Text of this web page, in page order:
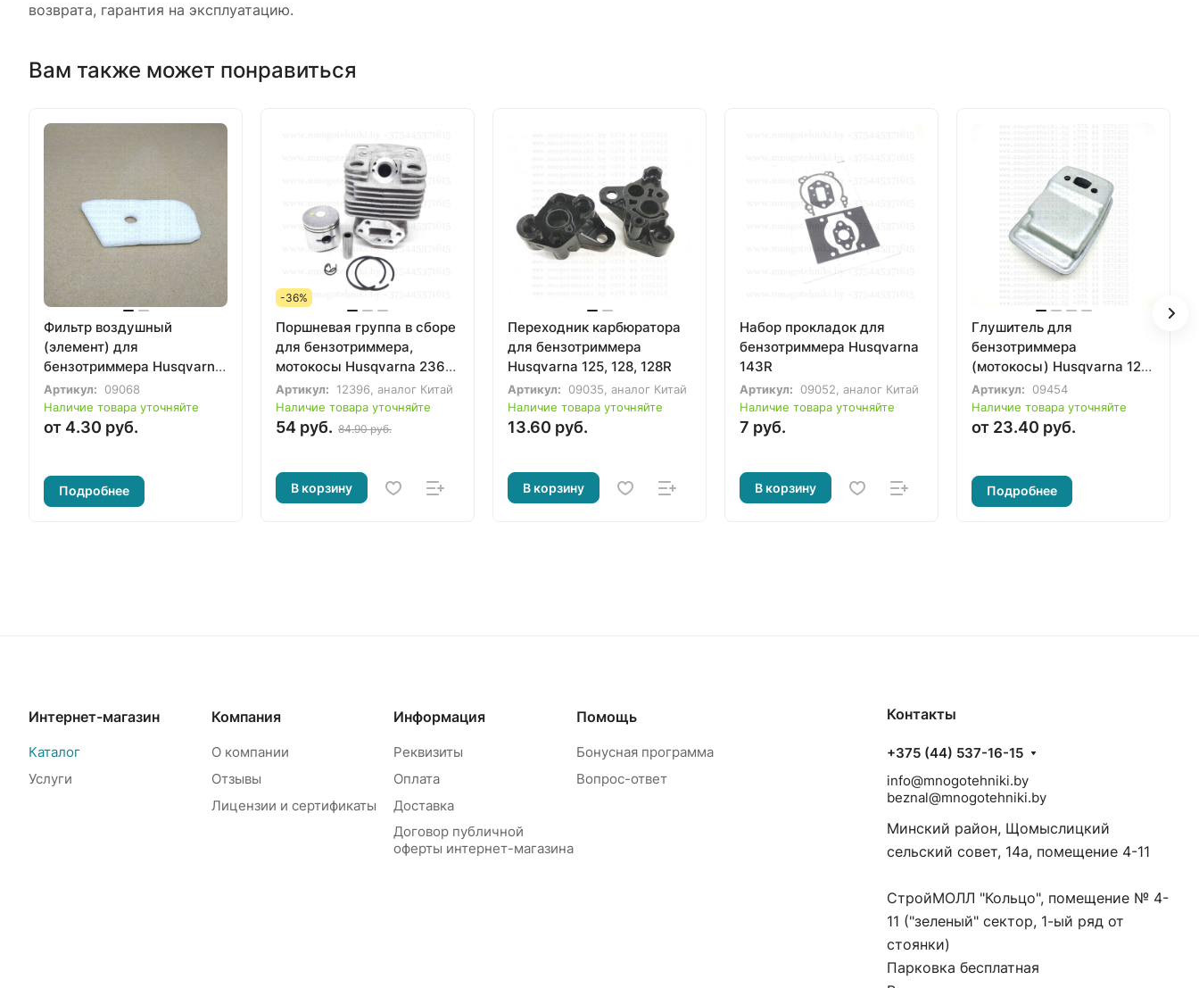
возврата, гарантия на эксплуатацию.
Вам также может понравиться
Фильтр воздушный
(элемент) для
бензотриммера Husqvarna
125, 128
Артикул:
09068
Наличие товара уточняйте
от 4.30 руб.
Подробнее
-36%
Поршневая группа в сборе
для бензотриммера,
мотокосы Husqvarna 236R,
G35L
Артикул:
12396, аналог Китай
Наличие товара уточняйте
54 руб. 84.90 руб.
В корзину
Переходник карбюратора
для бензотриммера
Husqvarna 125, 128, 128R
Артикул:
09035, аналог Китай
Наличие товара уточняйте
13.60 руб.
В корзину
Набор прокладок для
бензотриммера Husqvarna
143R
Артикул:
09052, аналог Китай
Наличие товара уточняйте
7 руб.
В корзину
Глушитель для
бензотриммера
(мотокосы) Husqvarna 124,
125, 128, 128R (5730314-01)
Артикул:
09454
Наличие товара уточняйте
от 23.40 руб.
Подробнее
Интернет-магазин
Каталог
Услуги
Компания
О компании
Отзывы
Лицензии и сертификаты
Информация
Реквизиты
Оплата
Доставка
Договор публичной
оферты интернет-магазина
Помощь
Бонусная программа
Вопрос-ответ
Контакты
+375 (44) 537-16-15
info@mnogotehniki.by
beznal@mnogotehniki.by
Минский район, Щомыслицкий
сельский совет, 14а, помещение 4-11
СтройМОЛЛ "Кольцо", помещение № 4-
11 ("зеленый" сектор, 1-ый ряд от
стоянки)
Парковка бесплатная